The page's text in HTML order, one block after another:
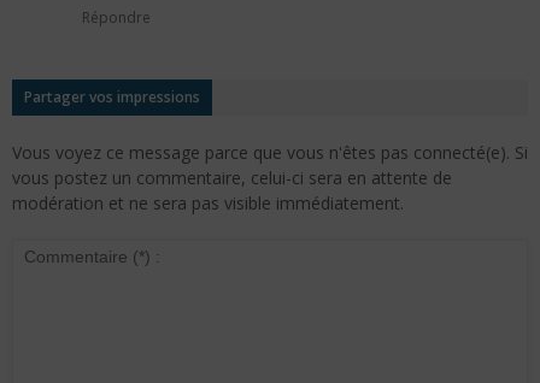
Répondre
Partager vos impressions
Vous voyez ce message parce que vous n'êtes pas connecté(e). Si
vous postez un commentaire, celui-ci sera en attente de
modération et ne sera pas visible immédiatement.